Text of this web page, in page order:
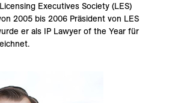
Executives Society (LES)
2005 bis 2006 Präsident von LES
er als IP Lawyer of the Year für